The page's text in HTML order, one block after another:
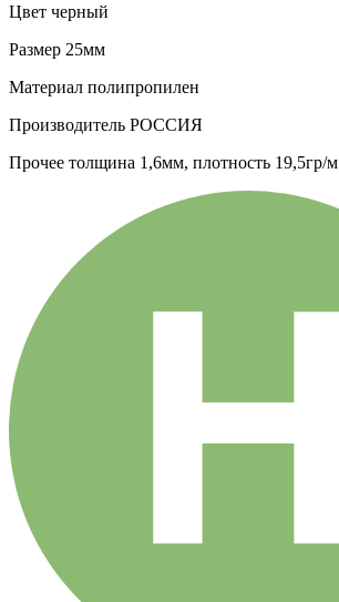
Цвет черный
Размер 25мм
Материал полипропилен
Производитель РОССИЯ
Прочее толщина 1,6мм, плотность 19,5гр/м